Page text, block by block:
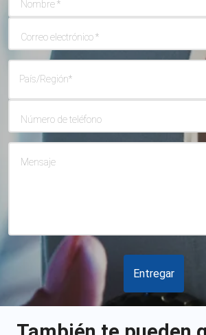
Nombre*
Correo electrónico*
País/Región*
Número de teléfono
Mensaje
Entregar